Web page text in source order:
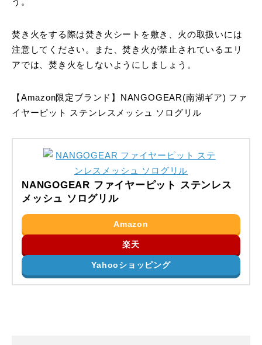
焚き火をする際は焚き火シートを敷き、火の取扱いには
注意してください。また、焚き火が禁止されているエリ
アでは、焚き火をしないようにしましょう。
【Amazon限定ブランド】NANGOGEAR(南湖ギア) ファ
イヤーピット ステンレスメッシュ ソログリル
NANGOGEAR ファイヤーピット ステンレス
メッシュ ソログリル
Amazon
楽天
Yahooショッピング